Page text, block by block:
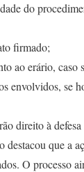
do
firmado;
ao erário, caso
envolvidos, se
direito à defesa
que a
O processo